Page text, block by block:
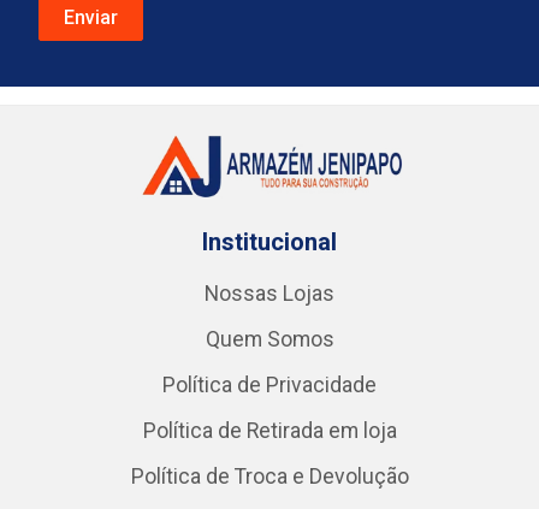
Institucional
Nossas Lojas
Quem Somos
Política de Privacidade
Política de Retirada em loja
Política de Troca e Devolução